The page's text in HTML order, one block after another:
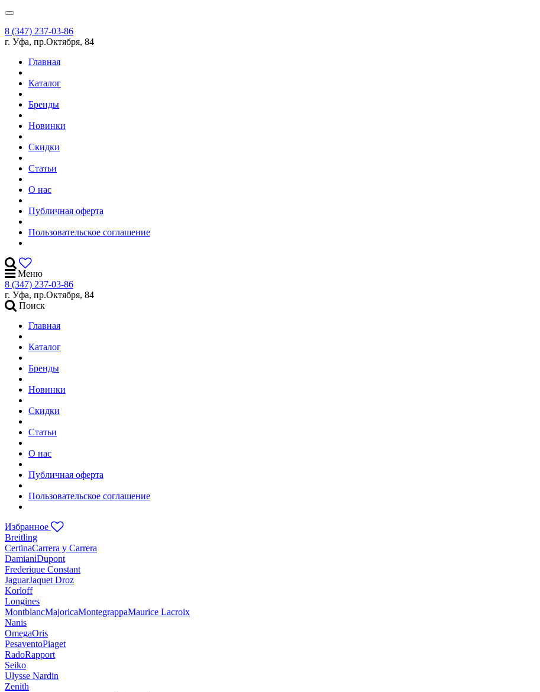
8 (347) 237-03-86
г. Уфа, пр.Октября, 84
Главная
Каталог
Бренды
Новинки
Скидки
Статьи
О нас
Публичная оферта
Пользовательское соглашение
Меню
8 (347) 237-03-86
г. Уфа, пр.Октября, 84
Поиск
Главная
Каталог
Бренды
Новинки
Скидки
Статьи
О нас
Публичная оферта
Пользовательское соглашение
Избранное
Breitling
CertinaCarrera y Carrera
DamianiDupont
Frederique Constant
JaguarJaquet Droz
Korloff
Longines
MontblancMajoricaMontegrappaMaurice Lacroix
Nanis
OmegaOris
PesaventoPiaget
RadoRapport
Seiko
Ulysse Nardin
Zenith